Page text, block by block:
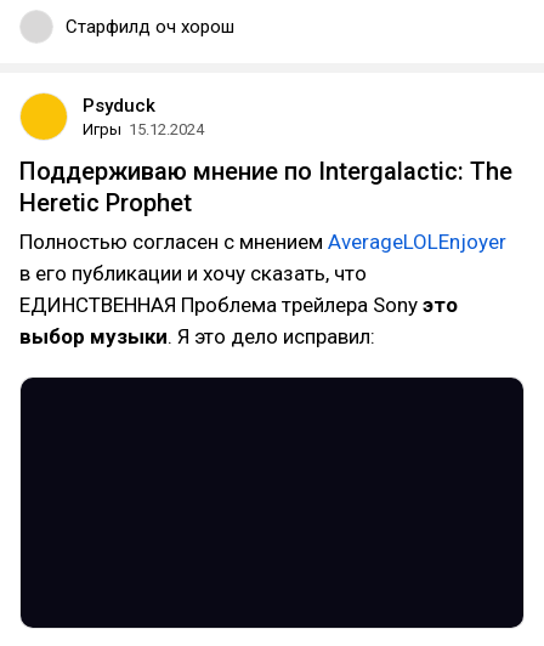
Старфилд оч хорош
Psyduck
Игры 15.12.2024
Поддерживаю мнение по Intergalactic: The
Heretic Prophet
Полностью согласен с мнением AverageLOLEnjoyer
в его публикации и хочу сказать, что
ЕДИНСТВЕННАЯ Проблема трейлера Sony это
выбор музыки. Я это дело исправил: